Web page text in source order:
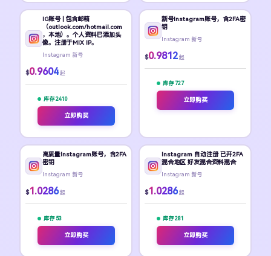
IG账号 | 包含邮箱
（outlook.com/hotmail.com
，本地）。个人资料已添加头
像。注册于MIX IP。
Instagram 新号
$0.9604 起
库存 2410
立即购买
新号Instagram账号，含2FA密
钥
Instagram 新号
$0.9812 起
库存 727
立即购买
高质量Instagram账号，含2FA
密钥
Instagram 新号
$1.0286 起
库存 53
立即购买
Instagram 自动注册 已开2FA
混合地区 好友混合资料混合
Instagram 新号
$1.0286 起
库存 281
立即购买